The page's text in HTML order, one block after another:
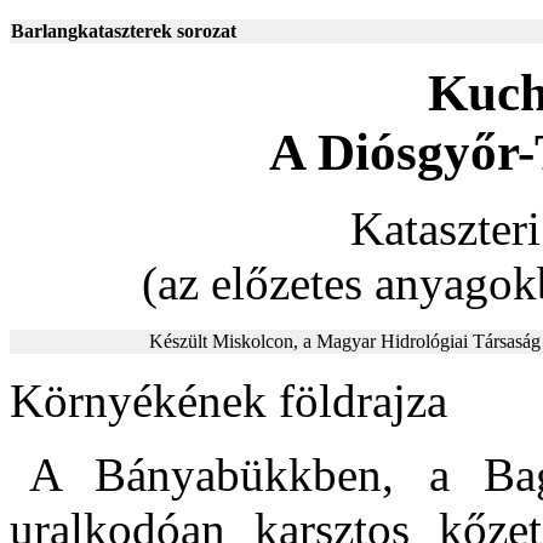
Barlangkataszterek sorozat
A
(az előzetes
Készült Miskolcon, a Magyar Hidrológiai
Környékének földrajza
A Bányabükkben, a
uralkodóan karsztos